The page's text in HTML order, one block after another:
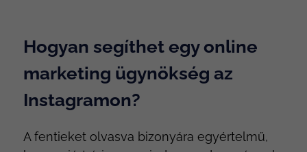
Hogyan segíthet egy online
marketing ügynökség az
Instagramon?
A fentieket olvasva bizonyára egyértelmű,